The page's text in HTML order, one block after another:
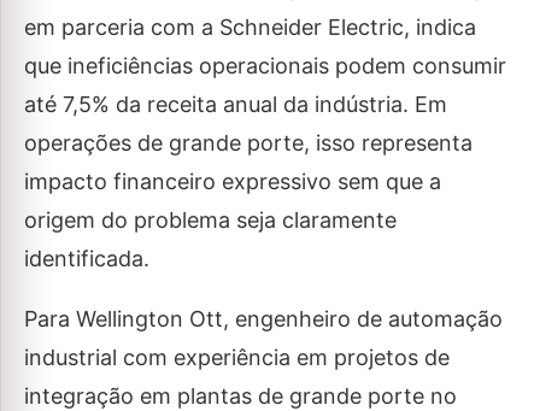
em parceria com a Schneider Electric, indica
que ineficiências operacionais podem consumir
até 7,5% da receita anual da indústria. Em
operações de grande porte, isso representa
impacto financeiro expressivo sem que a
origem do problema seja claramente
identificada.
Para Wellington Ott, engenheiro de automação
industrial com experiência em projetos de
integração em plantas de grande porte no